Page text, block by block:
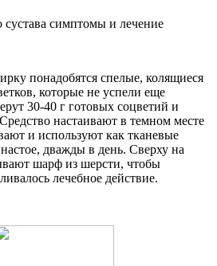
понадобятся спелые, колящиеся
которые не успели еще
30-40 г готовых соцветий и
настаивают в темном месте
и используют как тканевые
дважды в день. Сверху на
шарф из шерсти, чтобы
лечебное действие.